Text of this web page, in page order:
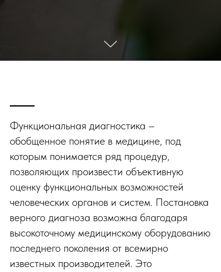
Функциональная диагностика –
обобщенное понятие в медицине, под
которым понимается ряд процедур,
позволяющих произвести объективную
оценку функциональных возможностей
человеческих органов и систем. Постановка
верного диагноза возможна благодаря
высокоточному медицинскому оборудованию
последнего поколения от всемирно
известных производителей. Это